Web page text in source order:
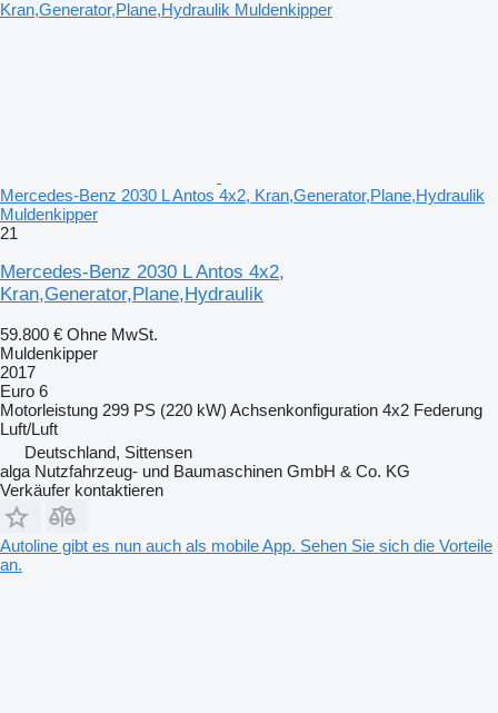
Mercedes-Benz 2030 L Antos 4x2, Kran,Generator,Plane,Hydraulik
Muldenkipper
21
Mercedes-Benz 2030 L Antos 4x2,
Kran,Generator,Plane,Hydraulik
59.800 € Ohne MwSt.
Muldenkipper
2017
Euro 6
Motorleistung 299 PS (220 kW) Achsenkonfiguration 4x2 Federung
Luft/Luft
Deutschland, Sittensen
alga Nutzfahrzeug- und Baumaschinen GmbH & Co. KG
Verkäufer kontaktieren
Autoline gibt es nun auch als mobile App. Sehen Sie sich die Vorteile
an.